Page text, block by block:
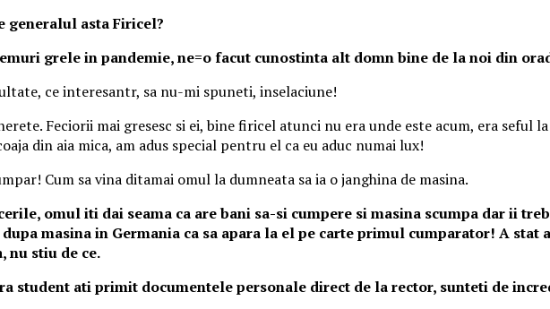
generalul asta Firicel?
grele in pandemie, ne=o facut cunostinta alt domn bine de la noi din
ce interesantr, sa nu-mi spuneti, inselaciune!
Feciorii mai gresesc si ei, bine firicel atunci nu era unde este acum, era
din aia mica, am adus special pentru el ca eu aduc numai lux!
Cum sa vina ditamai omul la dumneata sa ia o janghina de masina.
omul iti dai seama ca are bani sa-si cumpere si masina scumpa dar ii
masina in Germania ca sa apara la el pe carte primul cumparator! A
nu stiu de ce.
student ati primit documentele personale direct de la rector, sunteti de